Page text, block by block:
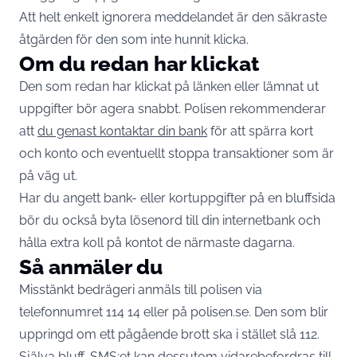
Att helt enkelt ignorera meddelandet är den säkraste
åtgärden för den som inte hunnit klicka.
Om du redan har klickat
Den som redan har klickat på länken eller lämnat ut
uppgifter bör agera snabbt. Polisen rekommenderar
att du genast kontaktar din bank för att spärra kort
och konto och eventuellt stoppa transaktioner som är
på väg ut.
Har du angett bank- eller kortuppgifter på en bluffsida
bör du också byta lösenord till din internetbank och
hålla extra koll på kontot de närmaste dagarna.
Så anmäler du
Misstänkt bedrägeri anmäls till polisen via
telefonnumret 114 14 eller på polisen.se. Den som blir
uppringd om ett pågående brott ska i stället slå 112.